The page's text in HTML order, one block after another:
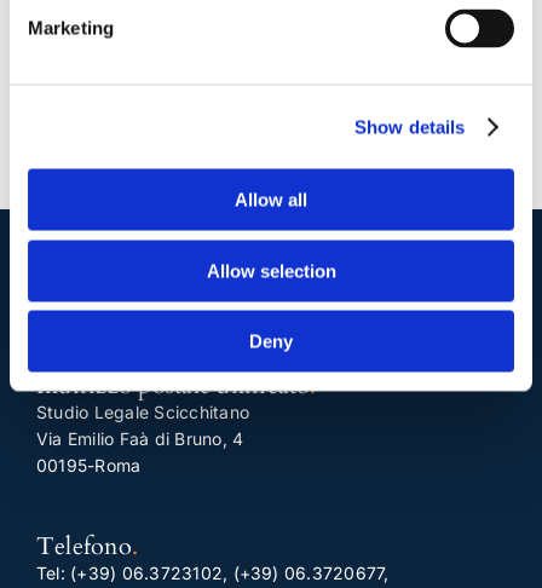
Marketing
Show details
Allow all
Allow selection
Deny
I nostri contatti.
Indirizzo postale unificato.
Studio Legale Scicchitano
Via Emilio Faà di Bruno, 4
00195-Roma
Telefono.
Tel: (+39) 06.3723102, (+39) 06.3720677,